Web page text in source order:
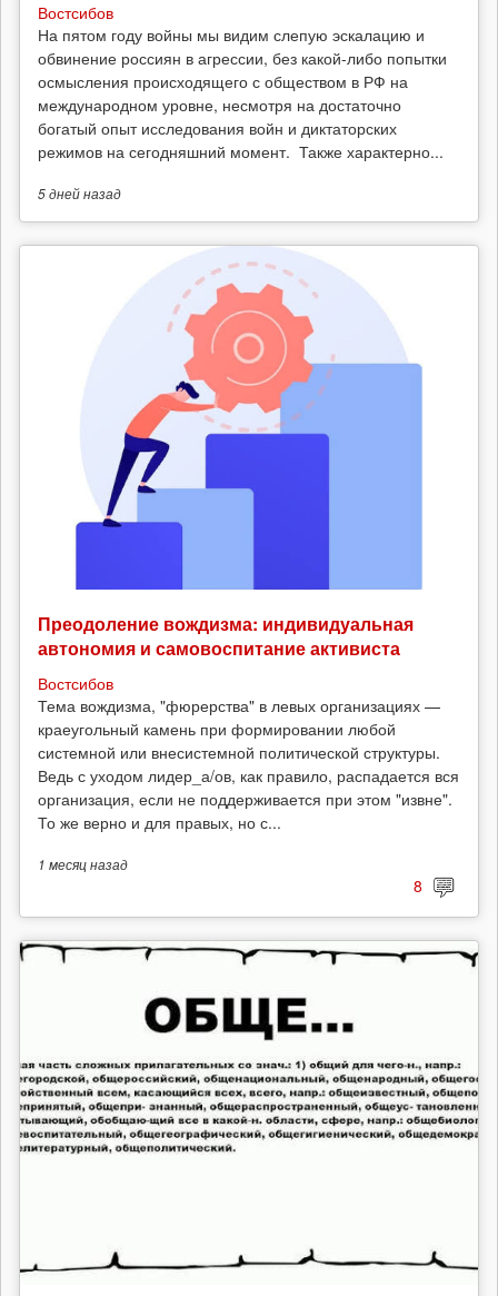
Востсибов
На пятом году войны мы видим слепую эскалацию и
обвинение россиян в агрессии, без какой-либо попытки
осмысления происходящего с обществом в РФ на
международном уровне, несмотря на достаточно
богатый опыт исследования войн и диктаторских
режимов на сегодняшний момент. Также характерно...
5 днейназад
Преодоление вождизма: индивидуальная
автономия и самовоспитание активиста
Востсибов
Тема вождизма, "фюрерства" в левых организациях —
краеугольный камень при формировании любой
системной или внесистемной политической структуры.
Ведь с уходом лидер_а/ов, как правило, распадается вся
организация, если не поддерживается при этом "извне".
То же верно и для правых, но с...
1 месяцназад
8